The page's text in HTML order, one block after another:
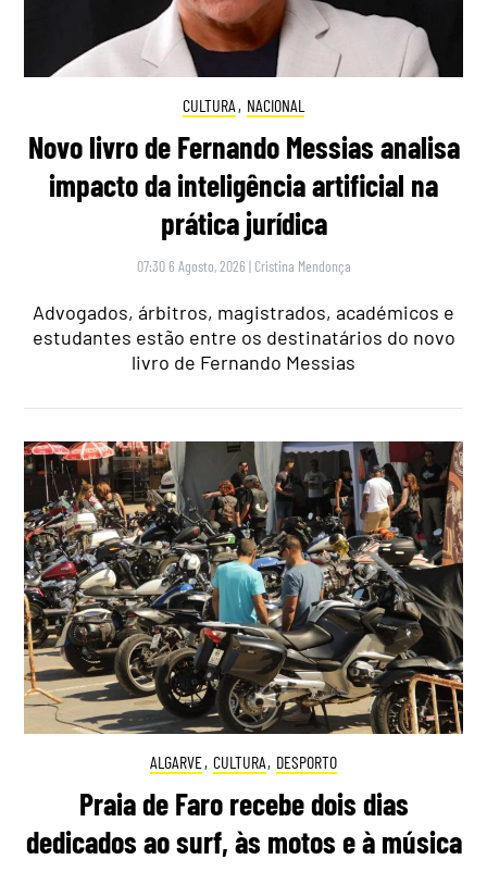
CULTURA , NACIONAL
Novo livro de Fernando Messias analisa
impacto da inteligência artificial na
prática jurídica
07:30 6 Agosto, 2026 | Cristina Mendonça
Advogados, árbitros, magistrados, académicos e
estudantes estão entre os destinatários do novo
livro de Fernando Messias
ALGARVE, CULTURA, DESPORTO
Praia de Faro recebe dois dias
dedicados ao surf, às motos e à música